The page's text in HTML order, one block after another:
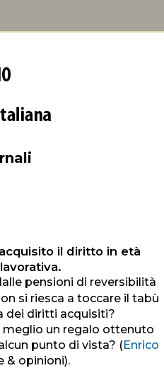
il diritto in età
pensioni di reversibilità
si riesca a toccare il tabù
dei diritti acquisiti?
meglio un regalo ottenuto
punto di vista? (Enrico
& opinioni).